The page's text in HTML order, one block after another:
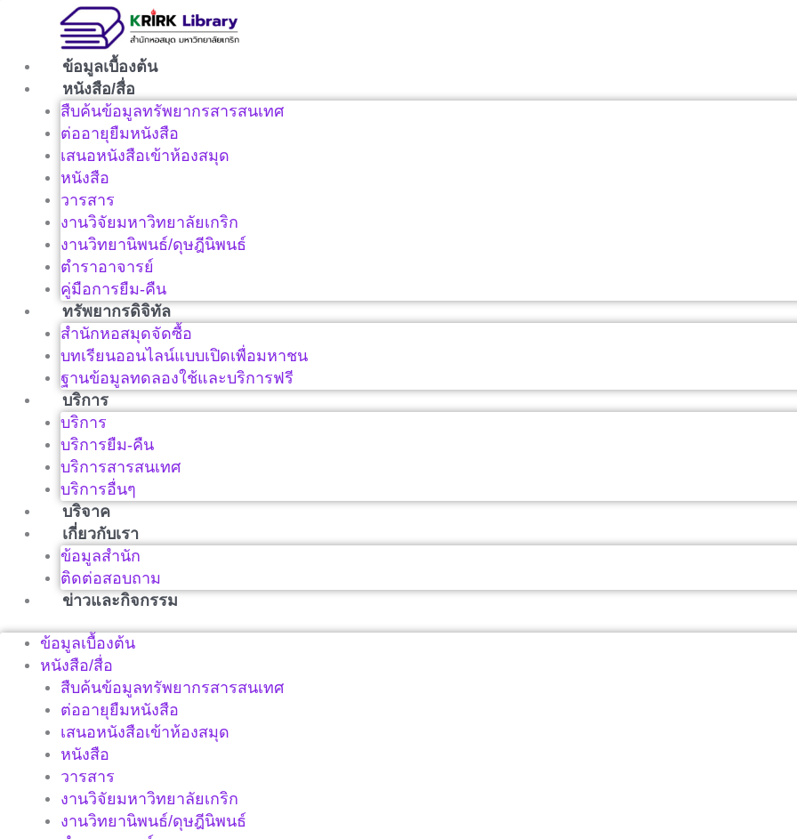
ข้อมูลเบื้องต้น
หนังสือ/สื่อ
สืบค้นข้อมูลทรัพยากรสารสนเทศ
ต่ออายุยืมหนังสือ
เสนอหนังสือเข้าห้องสมุด
หนังสือ
วารสาร
งานวิจัยมหาวิทยาลัยเกริก
งานวิทยานิพนธ์/ดุษฎีนิพนธ์
ตำราอาจารย์
คู่มือการยืม-คืน
ทรัพยากรดิจิทัล
สำนักหอสมุดจัดซื้อ
บทเรียนออนไลน์แบบเปิดเพื่อมหาชน
ฐานข้อมูลทดลองใช้และบริการฟรี
บริการ
บริการ
บริการยืม-คืน
บริการสารสนเทศ
บริการอื่นๆ
บริจาค
เกี่ยวกับเรา
ข้อมูลสำนัก
ติดต่อสอบถาม
ข่าวและกิจกรรม
ข้อมูลเบื้องต้น
หนังสือ/สื่อ
สืบค้นข้อมูลทรัพยากรสารสนเทศ
ต่ออายุยืมหนังสือ
เสนอหนังสือเข้าห้องสมุด
หนังสือ
วารสาร
งานวิจัยมหาวิทยาลัยเกริก
งานวิทยานิพนธ์/ดุษฎีนิพนธ์